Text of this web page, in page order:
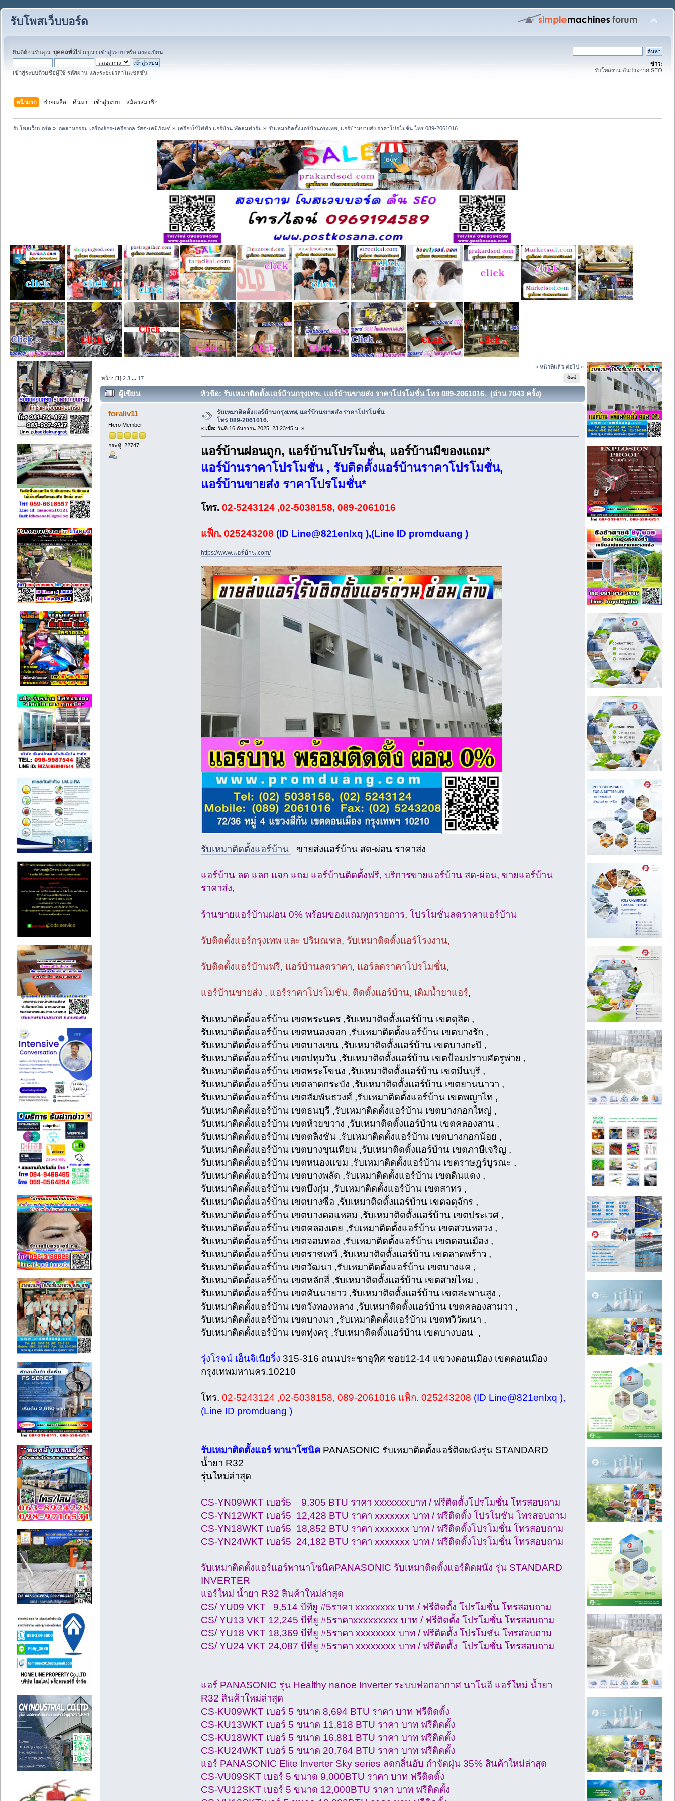
รับโพสเว็บบอร์ด
ยินดีต้อนรับคุณ, บุคคลทั่วไป กรุณา เข้าสู่ระบบ หรือ ลงทะเบียน
เข้าสู่ระบบด้วยชื่อผู้ใช้ รหัสผ่าน และระยะเวลาในเซสชั่น
ข่าว:
รับโพสงาน ดันประกาศ SEO
หน้าแรก ช่วยเหลือ ค้นหา เข้าสู่ระบบ สมัครสมาชิก
รับโพสเว็บบอร์ด » อุตสาหกรรม เครื่องจักร-เครื่องกล วัสดุ-เคมีภัณฑ์ » เครื่องใช้ไฟฟ้า แอร์บ้าน พัดลมฟาร์ม » รับเหมาติดตั้งแอร์บ้านกรุงเทพ, แอร์บ้านขายส่ง ราคาโปรโมชั่น โทร 089-2061016.
« หน้าที่แล้ว ต่อไป »
พิมพ์
หน้า: [1]2 3 ... 17
ผู้เขียน หัวข้อ: รับเหมาติดตั้งแอร์บ้านกรุงเทพ, แอร์บ้านขายส่ง ราคาโปรโมชั่น โทร 089-2061016. (อ่าน 7043 ครั้ง)
foraliv11
Hero Member
กระทู้: 22747
รับเหมาติดตั้งแอร์บ้านกรุงเทพ, แอร์บ้านขายส่ง ราคาโปรโมชั่น
โทร 089-2061016.
« เมื่อ: วันที่ 16 กันยายน 2025, 23:23:45 น. »
แอร์บ้านผ่อนถูก, แอร์บ้านโปรโมชั่น, แอร์บ้านมีของแถม*
แอร์บ้านราคาโปรโมชั่น , รับติดตั้งแอร์บ้านราคาโปรโมชั่น,
แอร์บ้านขายส่ง ราคาโปรโมชั่น*
โทร. 02-5243124 ,02-5038158, 089-2061016
แฟ็ก. 025243208 (ID Line@821enIxq ),(Line ID promduang )
https://www.แอร์บ้าน.com/
รับเหมาติดตั้งแอร์บ้าน ขายส่งแอร์บ้าน สด-ผ่อน ราคาส่ง
แอร์บ้าน ลด แลก แจก แถม แอร์บ้านติดตั้งฟรี, บริการขายแอร์บ้าน สด-ผ่อน, ขายแอร์บ้าน
ราคาส่ง,
ร้านขายแอร์บ้านผ่อน 0% พร้อมของแถมทุกรายการ, โปรโมชั่นลดราคาแอร์บ้าน
รับติดตั้งแอร์กรุงเทพ และ ปริมณฑล, รับเหมาติดตั้งแอร์โรงงาน,
รับติดตั้งแอร์บ้านฟรี, แอร์บ้านลดราคา, แอร์ลดราคาโปรโมชั่น,
แอร์บ้านขายส่ง , แอร์ราคาโปรโมชั่น, ติดตั้งแอร์บ้าน, เติมน้ำยาแอร์,
รับเหมาติดตั้งแอร์บ้าน เขตพระนคร ,รับเหมาติดตั้งแอร์บ้าน เขตดุสิต ,
รับเหมาติดตั้งแอร์บ้าน เขตหนองจอก ,รับเหมาติดตั้งแอร์บ้าน เขตบางรัก ,
รับเหมาติดตั้งแอร์บ้าน เขตบางเขน ,รับเหมาติดตั้งแอร์บ้าน เขตบางกะปิ ,
รับเหมาติดตั้งแอร์บ้าน เขตปทุมวัน ,รับเหมาติดตั้งแอร์บ้าน เขตป้อมปราบศัตรูพ่าย ,
รับเหมาติดตั้งแอร์บ้าน เขตพระโขนง ,รับเหมาติดตั้งแอร์บ้าน เขตมีนบุรี ,
รับเหมาติดตั้งแอร์บ้าน เขตลาดกระบัง ,รับเหมาติดตั้งแอร์บ้าน เขตยานนาวา ,
รับเหมาติดตั้งแอร์บ้าน เขตสัมพันธวงศ์ ,รับเหมาติดตั้งแอร์บ้าน เขตพญาไท ,
รับเหมาติดตั้งแอร์บ้าน เขตธนบุรี ,รับเหมาติดตั้งแอร์บ้าน เขตบางกอกใหญ่ ,
รับเหมาติดตั้งแอร์บ้าน เขตห้วยขวาง ,รับเหมาติดตั้งแอร์บ้าน เขตคลองสาน ,
รับเหมาติดตั้งแอร์บ้าน เขตตลิ่งชัน ,รับเหมาติดตั้งแอร์บ้าน เขตบางกอกน้อย ,
รับเหมาติดตั้งแอร์บ้าน เขตบางขุนเทียน ,รับเหมาติดตั้งแอร์บ้าน เขตภาษีเจริญ ,
รับเหมาติดตั้งแอร์บ้าน เขตหนองแขม ,รับเหมาติดตั้งแอร์บ้าน เขตราษฎร์บูรณะ ,
รับเหมาติดตั้งแอร์บ้าน เขตบางพลัด ,รับเหมาติดตั้งแอร์บ้าน เขตดินแดง ,
รับเหมาติดตั้งแอร์บ้าน เขตบึงกุ่ม ,รับเหมาติดตั้งแอร์บ้าน เขตสาทร ,
รับเหมาติดตั้งแอร์บ้าน เขตบางซื่อ ,รับเหมาติดตั้งแอร์บ้าน เขตจตุจักร ,
รับเหมาติดตั้งแอร์บ้าน เขตบางคอแหลม ,รับเหมาติดตั้งแอร์บ้าน เขตประเวศ ,
รับเหมาติดตั้งแอร์บ้าน เขตคลองเตย ,รับเหมาติดตั้งแอร์บ้าน เขตสวนหลวง ,
รับเหมาติดตั้งแอร์บ้าน เขตจอมทอง ,รับเหมาติดตั้งแอร์บ้าน เขตดอนเมือง ,
รับเหมาติดตั้งแอร์บ้าน เขตราชเทวี ,รับเหมาติดตั้งแอร์บ้าน เขตลาดพร้าว ,
รับเหมาติดตั้งแอร์บ้าน เขตวัฒนา ,รับเหมาติดตั้งแอร์บ้าน เขตบางแค ,
รับเหมาติดตั้งแอร์บ้าน เขตหลักสี่ ,รับเหมาติดตั้งแอร์บ้าน เขตสายไหม ,
รับเหมาติดตั้งแอร์บ้าน เขตคันนายาว ,รับเหมาติดตั้งแอร์บ้าน เขตสะพานสูง ,
รับเหมาติดตั้งแอร์บ้าน เขตวังทองหลาง ,รับเหมาติดตั้งแอร์บ้าน เขตคลองสามวา ,
รับเหมาติดตั้งแอร์บ้าน เขตบางนา ,รับเหมาติดตั้งแอร์บ้าน เขตทวีวัฒนา ,
รับเหมาติดตั้งแอร์บ้าน เขตทุ่งครุ ,รับเหมาติดตั้งแอร์บ้าน เขตบางบอน ,
รุ่งโรจน์ เอ็นจิเนียริ่ง 315-316 ถนนประชาอุทิศ ซอย12-14 แขวงดอนเมือง เขตดอนเมือง
กรุงเทพมหานคร.10210
โทร. 02-5243124 ,02-5038158, 089-2061016 แฟ็ก. 025243208 (ID Line@821enIxq ),
(Line ID promduang )
รับเหมาติดตั้งแอร์ พานาโซนิคPANASONIC รับเหมาติดตั้งแอร์ติดผนังรุ่น STANDARD
น้ำยา R32
รุ่นใหม่ล่าสุด
CS-YN09WKT เบอร์5 9,305 BTU ราคา xxxxxxxบาท / ฟรีติดตั้งโปรโมชั่น โทรสอบถาม
CS-YN12WKT เบอร์5 12,428 BTU ราคา xxxxxxx บาท / ฟรีติดตั้ง โปรโมชั่น โทรสอบถาม
CS-YN18WKT เบอร์5 18,852 BTU ราคา xxxxxxx บาท / ฟรีติดตั้งโปรโมชั่น โทรสอบถาม
CS-YN24WKT เบอร์5 24,182 BTU ราคา xxxxxxx บาท / ฟรีติดตั้งโปรโมชั่น โทรสอบถาม
รับเหมาติดตั้งแอร์แอร์พานาโซนิคPANASONIC รับเหมาติดตั้งแอร์ติดผนัง รุ่น STANDARD
INVERTER
แอร์ใหม่ น้ำยา R32 สินค้าใหม่ล่าสุด
CS/ YU09 VKT 9,514 บีทียู #5ราคา xxxxxxxx บาท / ฟรีติดตั้ง โปรโมชั่น โทรสอบถาม
CS/ YU13 VKT 12,245 บีทียู #5ราคาxxxxxxxxx บาท / ฟรีติดตั้ง โปรโมชั่น โทรสอบถาม
CS/ YU18 VKT 18,369 บีทียู #5ราคา xxxxxxxx บาท / ฟรีติดตั้ง โปรโมชั่น โทรสอบถาม
CS/ YU24 VKT 24,087 บีทียู #5ราคา xxxxxxxx บาท / ฟรีติดตั้ง โปรโมชั่น โทรสอบถาม
แอร์ PANASONIC รุ่น Healthy nanoe Inverter ระบบฟอกอากาศ นาโนอี แอร์ใหม่ น้ำยา
R32 สินค้าใหม่ล่าสุด
CS-KU09WKT เบอร์ 5 ขนาด 8,694 BTU ราคา บาท ฟรีติดตั้ง
CS-KU13WKT เบอร์ 5 ขนาด 11,818 BTU ราคา บาท ฟรีติดตั้ง
CS-KU18WKT เบอร์ 5 ขนาด 16,881 BTU ราคา บาท ฟรีติดตั้ง
CS-KU24WKT เบอร์ 5 ขนาด 20,764 BTU ราคา บาท ฟรีติดตั้ง
แอร์ PANASONIC Elite Inverter Sky series ลดกลิ่นอับ กำจัดฝุ่น 35% สินค้าใหม่ล่าสุด
CS-VU09SKT เบอร์ 5 ขนาด 9,000BTU ราคา บาท ฟรีติดตั้ง
CS-VU12SKT เบอร์ 5 ขนาด 12,000BTU ราคา บาท ฟรีติดตั้ง